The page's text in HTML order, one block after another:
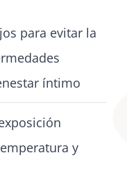
para evitar la
íntimo
y